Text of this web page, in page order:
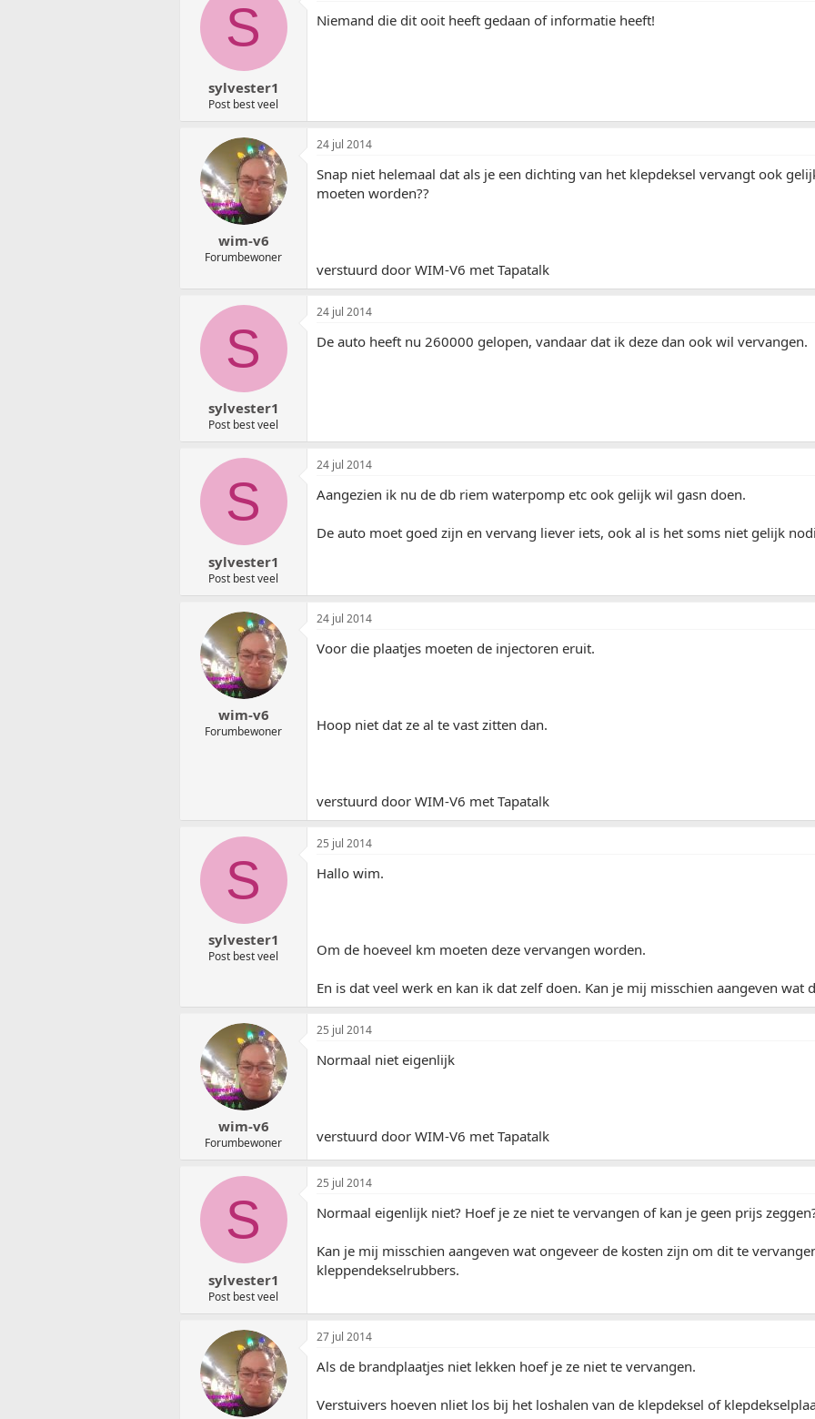
S
sylvester1
Post best veel
Niemand die dit ooit heeft gedaan of informatie heeft!
wim-v6
Forumbewoner
24 jul 2014
Snap niet helemaal dat als je een dichting van het klepdeksel vervangt ook
moeten worden??
verstuurd door WIM-V6 met Tapatalk
S
sylvester1
Post best veel
24 jul 2014
De auto heeft nu 260000 gelopen, vandaar dat ik deze dan ook wil vervangen.
S
sylvester1
Post best veel
24 jul 2014
Aangezien ik nu de db riem waterpomp etc ook gelijk wil gasn doen.
De auto moet goed zijn en vervang liever iets, ook al is het soms niet gelijk
wim-v6
Forumbewoner
24 jul 2014
Voor die plaatjes moeten de injectoren eruit.
Hoop niet dat ze al te vast zitten dan.
verstuurd door WIM-V6 met Tapatalk
S
sylvester1
Post best veel
25 jul 2014
Hallo wim.
Om de hoeveel km moeten deze vervangen worden.
En is dat veel werk en kan ik dat zelf doen. Kan je mij misschien aangeven wat
wim-v6
Forumbewoner
25 jul 2014
Normaal niet eigenlijk
verstuurd door WIM-V6 met Tapatalk
S
sylvester1
Post best veel
25 jul 2014
Normaal eigenlijk niet? Hoef je ze niet te vervangen of kan je geen prijs
Kan je mij misschien aangeven wat ongeveer de kosten zijn om dit te
kleppendekselrubbers.
27 jul 2014
Als de brandplaatjes niet lekken hoef je ze niet te vervangen.
Verstuivers hoeven nliet los bij het loshalen van de klepdeksel of